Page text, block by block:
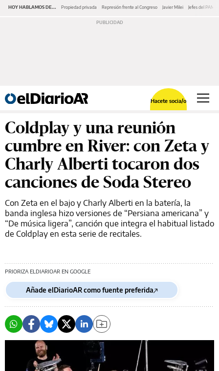
HOY HABLAMOS DE... Propiedad privada Represión frente al Congreso Javier Milei Jefes del PAMI
Hacete socia/o
Coldplay y una reunión
cumbre en River: con Zeta y
Charly Alberti tocaron dos
canciones de Soda Stereo
Con Zeta en el bajo y Charly Alberti en la batería, la
banda inglesa hizo versiones de “Persiana americana” y
“De música ligera”, canción que integra el habitual listado
de Coldplay en esta serie de recitales.
PRIORIZA ELDIARIOAR EN GOOGLE
Añade elDiarioAR como fuente preferida